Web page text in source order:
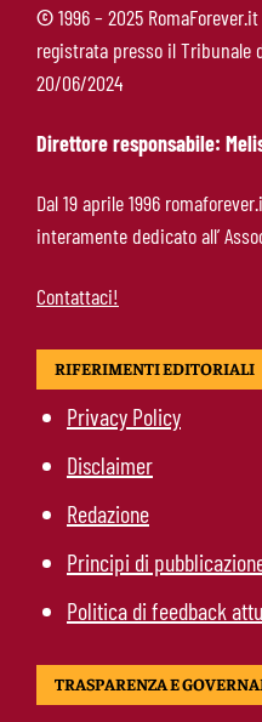
rilevò
©1996 – 2025
registrata presso il Tribunale
20/06/2024
Direttore responsabile:
Dal 19 aprile 1996
interamente dedicato all’
Contattaci!
RIFERIMENTI EDITORIALI
Privacy Policy
Disclaimer
Redazione
Principi di
Politica di feedback
TRASPARENZA E